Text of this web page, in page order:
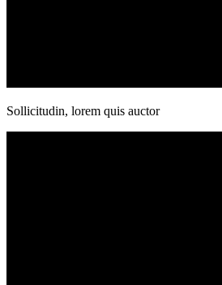
Sollicitudin, lorem quis auctor